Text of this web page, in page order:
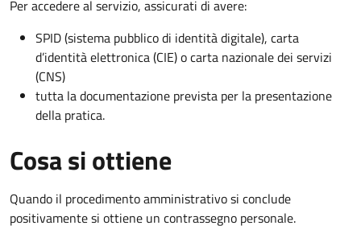
Per accedere al servizio, assicurati di avere:
SPID (sistema pubblico di identità digitale), carta
d’identità elettronica (CIE) o carta nazionale dei servizi
(CNS)
tutta la documentazione prevista per la presentazione
della pratica.
Cosa si ottiene
Quando il procedimento amministrativo si conclude
positivamente si ottiene un contrassegno personale.